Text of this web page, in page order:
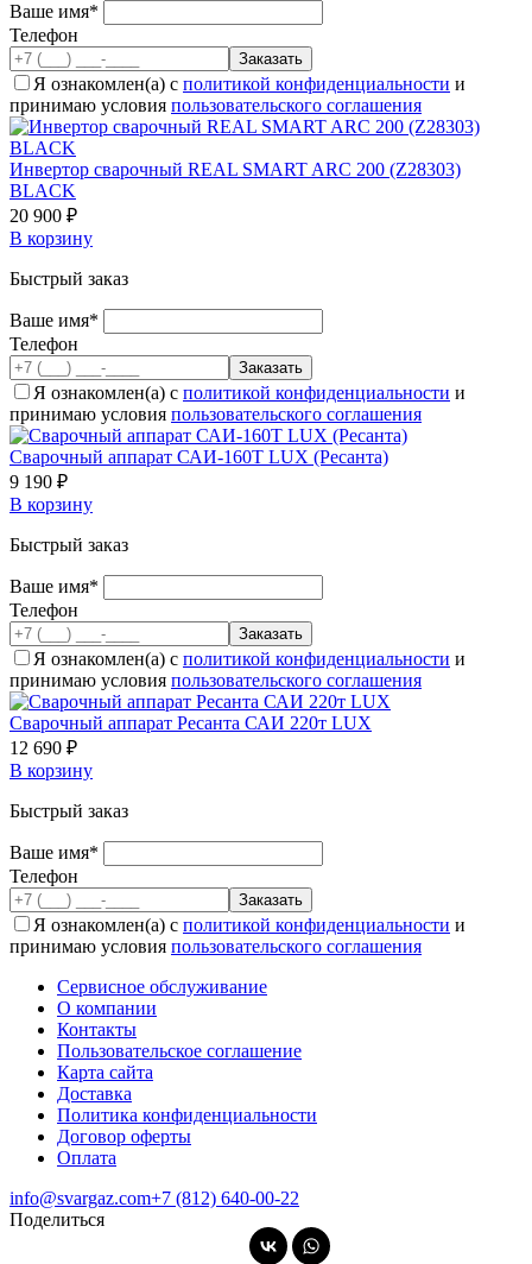
Ваше имя*
Телефон
Я ознакомлен(а) с политикой конфиденциальности и
принимаю условия пользовательского соглашения
Инвертор сварочный REAL SMART ARC 200 (Z28303)
BLACK
20 900 ₽
В корзину
Быстрый заказ
Ваше имя*
Телефон
Я ознакомлен(а) с политикой конфиденциальности и
принимаю условия пользовательского соглашения
Сварочный аппарат САИ-160Т LUX (Ресанта)
9 190 ₽
В корзину
Быстрый заказ
Ваше имя*
Телефон
Я ознакомлен(а) с политикой конфиденциальности и
принимаю условия пользовательского соглашения
Сварочный аппарат Ресанта САИ 220т LUX
12 690 ₽
В корзину
Быстрый заказ
Ваше имя*
Телефон
Я ознакомлен(а) с политикой конфиденциальности и
принимаю условия пользовательского соглашения
Сервисное обслуживание
О компании
Контакты
Пользовательское соглашение
Карта сайта
Доставка
Политика конфиденциальности
Договор оферты
Оплата
info@svargaz.com+7 (812) 640‑00‑22
Поделиться